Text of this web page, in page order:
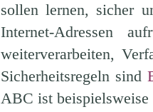
sollen lernen, sicher
Internet-Adressen
weiterverarbeiten,
Sicherheitsregeln sind
ABC ist